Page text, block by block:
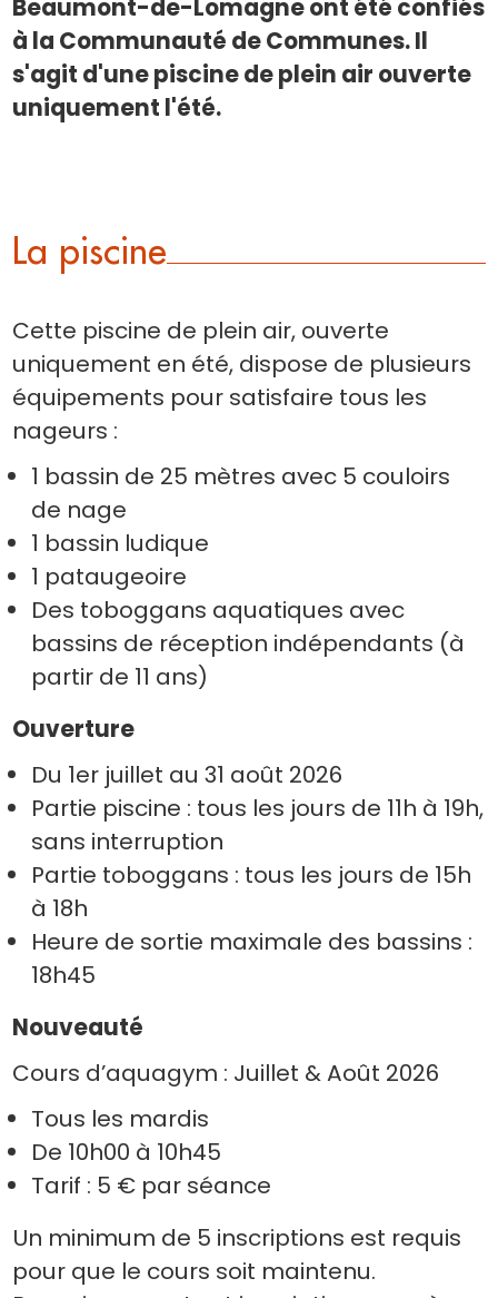
Beaumont-de-Lomagne ont été confiés
à la Communauté de Communes. Il
s'agit d'une piscine de plein air ouverte
uniquement l'été.
La piscine
Cette piscine de plein air, ouverte
uniquement en été, dispose de plusieurs
équipements pour satisfaire tous les
nageurs :
1 bassin de 25 mètres avec 5 couloirs
de nage
1 bassin ludique
1 pataugeoire
Des toboggans aquatiques avec
bassins de réception indépendants (à
partir de 11 ans)
Ouverture
Du 1er juillet au 31 août 2026
Partie piscine : tous les jours de 11h à 19h,
sans interruption
Partie toboggans : tous les jours de 15h
à 18h
Heure de sortie maximale des bassins :
18h45
Nouveauté
Cours d’aquagym : Juillet & Août 2026
Tous les mardis
De 10h00 à 10h45
Tarif : 5 € par séance
Un minimum de 5 inscriptions est requis
pour que le cours soit maintenu.